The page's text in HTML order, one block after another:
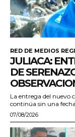
RED DE MEDIOS
JULIACA:
DE
La entrega del nuevo
continúa sin una
07/08/2026